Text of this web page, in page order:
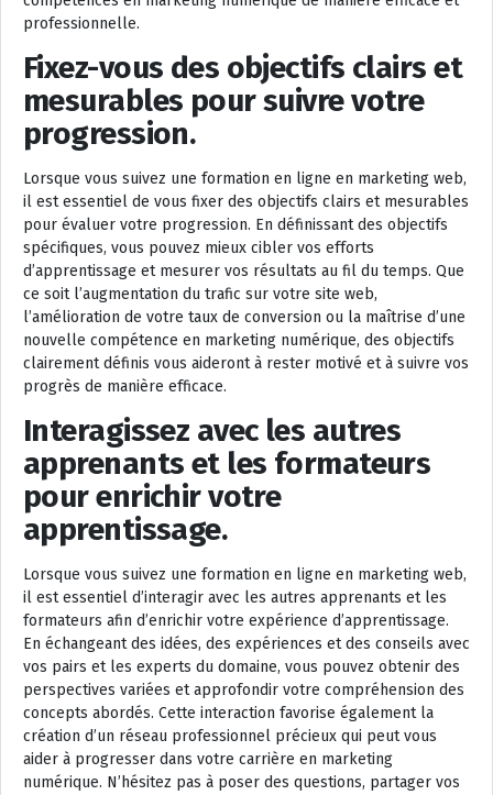
professionnelle.
Fixez-vous des objectifs clairs et
mesurables pour suivre votre
progression.
Lorsque vous suivez une formation en ligne en marketing web,
il est essentiel de vous fixer des objectifs clairs et mesurables
pour évaluer votre progression. En définissant des objectifs
spécifiques, vous pouvez mieux cibler vos efforts
d’apprentissage et mesurer vos résultats au fil du temps. Que
ce soit l’augmentation du trafic sur votre site web,
l’amélioration de votre taux de conversion ou la maîtrise d’une
nouvelle compétence en marketing numérique, des objectifs
clairement définis vous aideront à rester motivé et à suivre vos
progrès de manière efficace.
Interagissez avec les autres
apprenants et les formateurs
pour enrichir votre
apprentissage.
Lorsque vous suivez une formation en ligne en marketing web,
il est essentiel d’interagir avec les autres apprenants et les
formateurs afin d’enrichir votre expérience d’apprentissage.
En échangeant des idées, des expériences et des conseils avec
vos pairs et les experts du domaine, vous pouvez obtenir des
perspectives variées et approfondir votre compréhension des
concepts abordés. Cette interaction favorise également la
création d’un réseau professionnel précieux qui peut vous
aider à progresser dans votre carrière en marketing
numérique. N’hésitez pas à poser des questions, partager vos